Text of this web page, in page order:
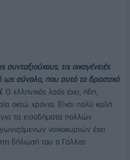
συνταξιούχους, τις οικογένειές
ως σύνολο, που αυτό το δραστικό
Ο ελληνικός λαός έχει, ήδη,
οκτώ χρόνια. Είναι πολύ καλή
τα εισοδήματα πολλών
νοικοκυριών έχει
δήλωσή του ο Γάλλος